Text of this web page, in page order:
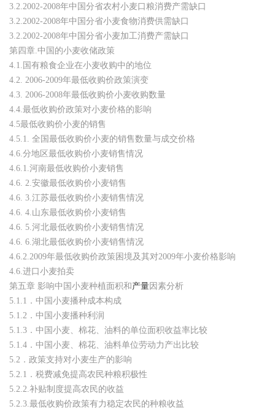
3.2.2002-2008年中国分省农村小麦口粮消费产需缺口
3.2.2002-2008年中国分省小麦食物消费供需缺口
3.2.2002-2008年中国分省小麦加工消费产需缺口
第四章.中国的小麦收储政策
4.1.国有粮食企业在小麦收购中的地位
4.2. 2006-2009年最低收购价政策演变
4.3. 2006-2008年最低收购价小麦收购数量
4.4.最低收购价政策对小麦价格的影响
4.5最低收购价小麦的销售
4.5.1. 全国最低收购价小麦的销售数量与成交价格
4.6.分地区最低收购价小麦销售情况
4.6.1.河南最低收购价小麦销售
4.6. 2.安徽最低收购价小麦销售
4.6. 3.江苏最低收购价小麦销售情况
4.6. 4.山东最低收购价小麦销售
4.6. 5.河北最低收购价小麦销售情况
4.6. 6.湖北最低收购价小麦销售情况
4.6.2.2009年最低收购价政策困境及其对2009年小麦价格影响
4.6.进口小麦拍卖
第五章 影响中国小麦种植面积和 产量因素分析
5.1.1．中国小麦播种成本构成
5.1.2．中国小麦播种利润
5.1.3．中国小麦、棉花、油料的单位面积收益率比较
5.1.4．中国小麦、棉花、油料单位劳动力产出比较
5.2．政策支持对小麦生产的影响
5.2.1．税费减免提高农民种粮积极性
5.2.2.补贴制度提高农民的收益
5.2.3.最低收购价政策有力稳定农民的种粮收益